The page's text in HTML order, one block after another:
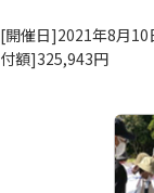
[開催日]2021年8月
付額]325,943円